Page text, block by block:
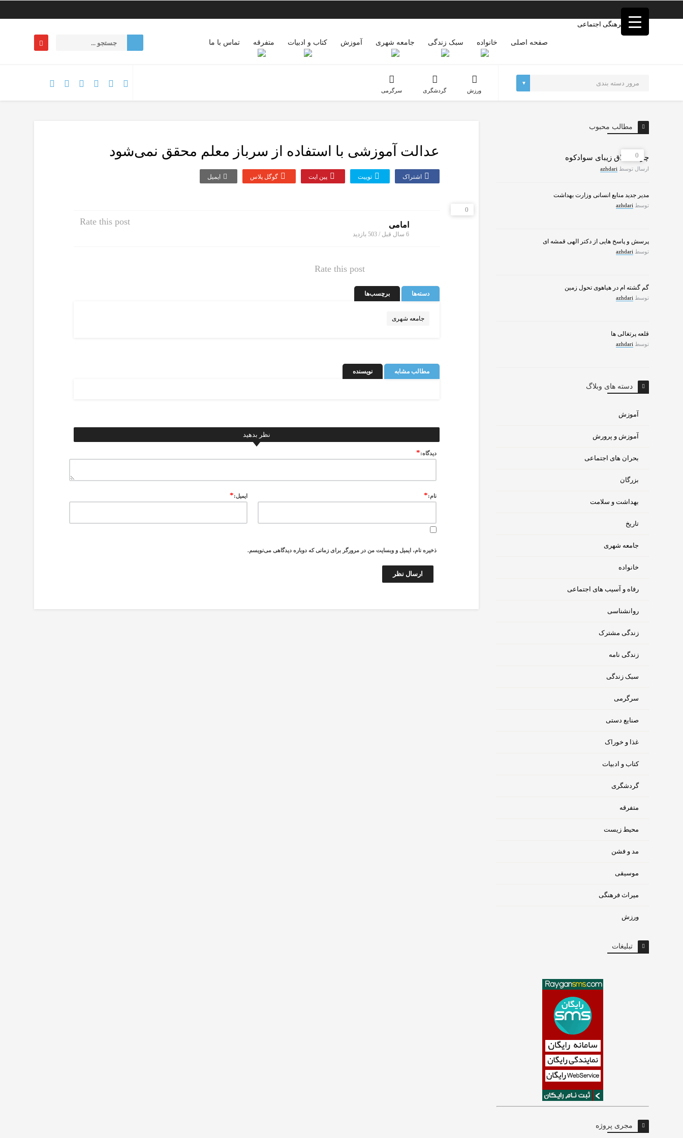
صفحه اصلی خانواده سبک زندگی جامعه شهری آموزش کتاب و ادبیات متفرقه تماس با ما
ورزش گردشگری سرگرمی
عدالت آموزشی با استفاده از سرباز معلم محقق نمی‌شود
اشتراک توییت پین ایت گوگل‌ پلاس ایمیل
0
امامی
6 سال قبل / 503 بازدید
Rate this post
Rate this post
دسته‌ها برچسب‌ها
جامعه شهری
مطالب مشابه نویسنده
نظر بدهید
ديدگاه:*
نام:* ایمیل:*
ذخیره نام، ایمیل و وبسایت من در مرورگر برای زمانی که دوباره دیدگاهی می‌نویسم.
مطالب محبوب
0
چرات ییلاق زیبای سوادکوه
ارسال توسط azhdari
مدیر جدید منابع انسانی وزارت بهداشت
توسط azhdari
پرسش و پاسخ هایی از دکتر الهی قمشه ای
توسط azhdari
گم گشته ام در هیاهوی تحول زمین
توسط azhdari
قلعه پرتغالی ها
توسط azhdari
دسته های وبلاگ
آموزش
آموزش و پرورش
بحران های اجتماعی
بزرگان
بهداشت و سلامت
تاریخ
جامعه شهری
خانواده
رفاه و آسیب های اجتماعی
روانشناسی
زندگی مشترک
زندگی نامه
سبک زندگی
سرگرمی
صنایع دستی
غذا و خوراک
کتاب و ادبیات
گردشگری
متفرقه
محیط زیست
مد و فشن
موسیقی
میراث فرهنگی
ورزش
تبلیغات
مجری پروژه